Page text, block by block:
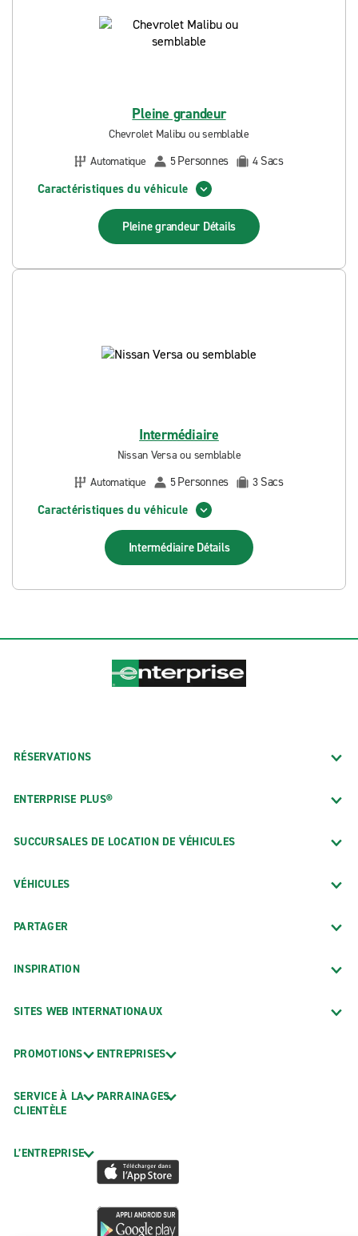
Pleine grandeur
Chevrolet Malibu ou semblable
Automatique
5Personnes 4 Sacs
Caractéristiques du véhicule
Pleine grandeur Détails
Intermédiaire
Nissan Versa ou semblable
Automatique
5Personnes 3 Sacs
Caractéristiques du véhicule
Intermédiaire Détails
RÉSERVATIONS
ENTERPRISE PLUS®
SUCCURSALES DE LOCATION DE VÉHICULES
VÉHICULES
PARTAGER
INSPIRATION
SITES WEB INTERNATIONAUX
PROMOTIONS
SERVICE À LA
CLIENTÈLE
L’ENTREPRISE
ENTREPRISES
PARRAINAGES